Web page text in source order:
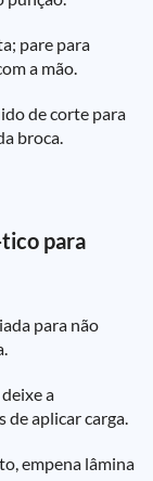
pare para
a mão.
de corte para
broca.
para
para não
a
aplicar carga.
empena lâmina